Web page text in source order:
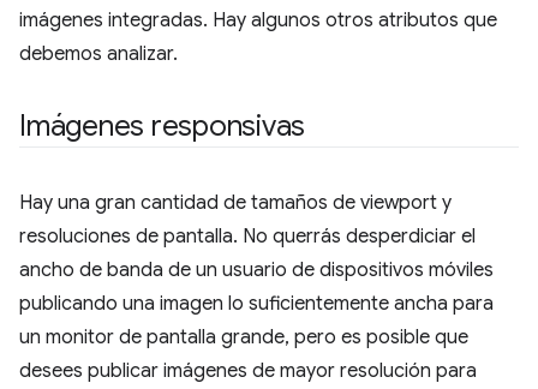
imágenes integradas. Hay algunos otros atributos que
debemos analizar.
Imágenes responsivas
Hay una gran cantidad de tamaños de viewport y
resoluciones de pantalla. No querrás desperdiciar el
ancho de banda de un usuario de dispositivos móviles
publicando una imagen lo suficientemente ancha para
un monitor de pantalla grande, pero es posible que
desees publicar imágenes de mayor resolución para